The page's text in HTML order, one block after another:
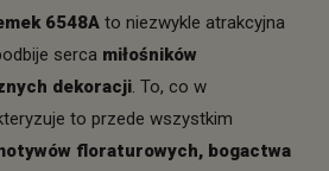
6548A to niezwykle atrakcyjna
serca miłośników
dekoracji. To, co w
to przede wszystkim
floraturowych, bogactwa